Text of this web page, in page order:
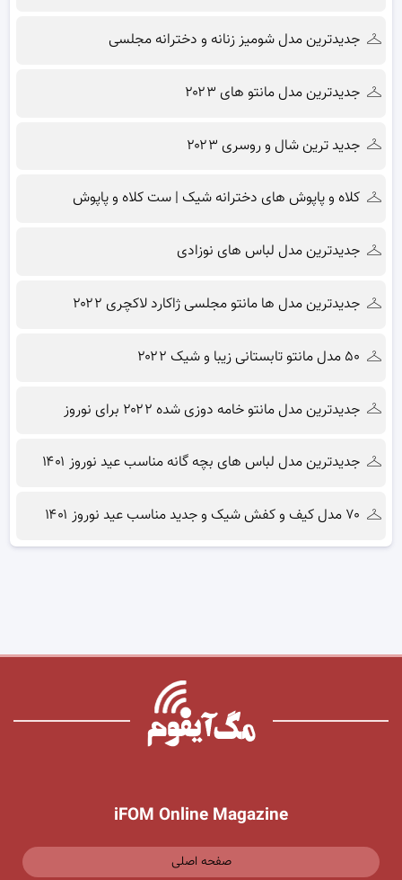
جدیدترین مدل شومیز زنانه و دخترانه مجلسی
جدیدترین مدل مانتو های ۲۰۲۳
جدید ترین شال و روسری ۲۰۲۳
کلاه و پاپوش های دخترانه شیک | ست کلاه و پاپوش
جدیدترین مدل لباس های نوزادی
جدیدترین مدل ها مانتو مجلسی ژاکارد لاکچری ۲۰۲۲
۵۰ مدل مانتو تابستانی زیبا و شیک ۲۰۲۲
جدیدترین مدل مانتو خامه دوزی شده ۲۰۲۲ برای نوروز
جدیدترین مدل لباس های بچه گانه مناسب عید نوروز ۱۴۰۱
۷۰ مدل کیف و کفش شیک و جدید مناسب عید نوروز ۱۴۰۱
iFOM Online Magazine
صفحه اصلی